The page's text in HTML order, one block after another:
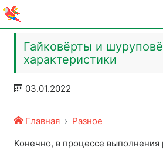
Гайковёрты и
характеристики
03.01.2022
Главная
Разное
Конечно, в процессе выполнения